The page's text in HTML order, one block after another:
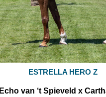
ESTRELLA HERO Z
Echo van ‘t Spieveld x